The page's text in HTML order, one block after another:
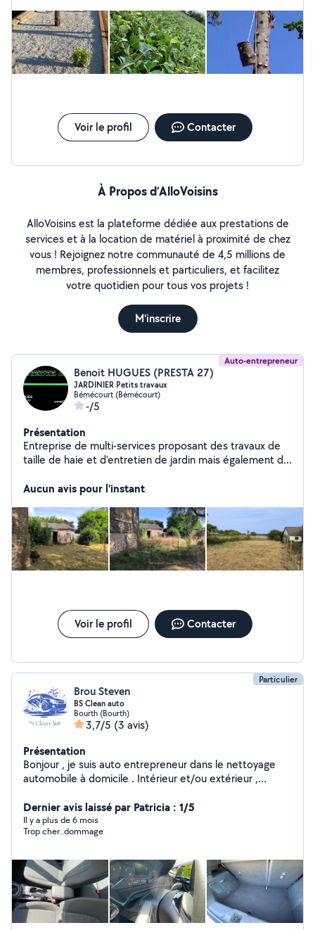
Voir le profil Contacter
À Propos d’AlloVoisins
AlloVoisins est la plateforme dédiée aux prestations de
services et à la location de matériel à proximité de chez
vous ! Rejoignez notre communauté de 4,5 millions de
membres, professionnels et particuliers, et facilitez
votre quotidien pour tous vos projets !
M'inscrire
Auto-entrepreneur
Benoit HUGUES (PRESTA 27)
JARDINIER Petits travaux
Bémécourt (Bémécourt)
-/5
Présentation
Entreprise de multi-services proposant des travaux de
taille de haie et d'entretien de jardin mais également de
à18h00 et le Vendredi de 7h30 à 17h30, devis sur
tous renseignements complémentaires n'hésitez pas à
me contacter.
Aucun avis pour l'instant
Voir le profil Contacter
Particulier
Brou Steven
BS Clean auto
Bourth (Bourth)
3,7/5 (3 avis)
Présentation
Bonjour , je suis auto entrepreneur dans le nettoyage
automobile à domicile . Intérieur et/ou extérieur ,
les mains .
Dernier avis laissé par Patricia : 1/5
Il y a plus de 6 mois
Trop cher..dommage